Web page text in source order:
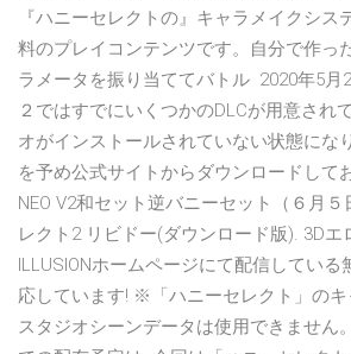
『ハニーセレクトの』キャラメイクシス
料のプレイコンテンツです。自分で作っ
ラメータを振り当ててバトル 2020年5月
２ではすでにいくつかのDLCが用意され
オがインストールされていない状態にな
を予め公式サイトからダウンロードして
NEO V2和セット逆バニーセット（６月
レクト2 リビドー(ダウンロード版). 3Dエ
ILLUSIONホームページにて配信してい
応しています! ※「ハニーセレクト」のキ
スタジオシーンデータは使用できません